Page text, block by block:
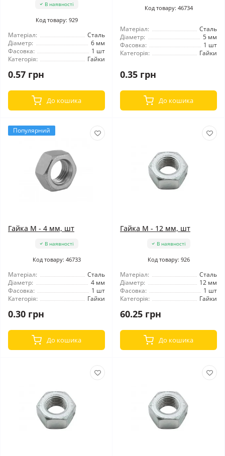
В наявності
Код товару: 929
Матеріал:
Сталь
Діаметр:
6 мм
Фасовка:
1 шт
Категорія:
Гайки
0.57 грн
До кошика
Код товару: 46734
Матеріал:
Сталь
Діаметр:
5 мм
Фасовка:
1 шт
Категорія:
Гайки
0.35 грн
До кошика
Популярний
Гайка М - 4 мм, шт
В наявності
Код товару: 46733
Матеріал:
Сталь
Діаметр:
4 мм
Фасовка:
1 шт
Категорія:
Гайки
0.30 грн
До кошика
Гайка М - 12 мм, шт
В наявності
Код товару: 926
Матеріал:
Сталь
Діаметр:
12 мм
Фасовка:
1 шт
Категорія:
Гайки
60.25 грн
До кошика